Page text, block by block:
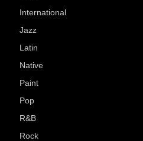
International
Jazz
Latin
Native
Paint
Pop
R&B
Rock